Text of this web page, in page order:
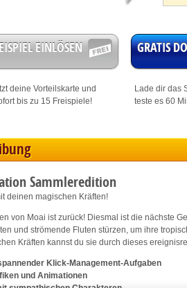
EINLÖSEN
deine Vorteilskarte und
bis zu 15 Freispiele!
GRATIS
Lade dir das
teste es 60
Sammleredition
deinen magischen Kräften!
von Moai ist zurück! Diesmal ist die nächste
und strömende Fluten stürzen, um ihre
Kräften kannst du sie durch dieses
Klick-Management-Aufgaben
und Animationen